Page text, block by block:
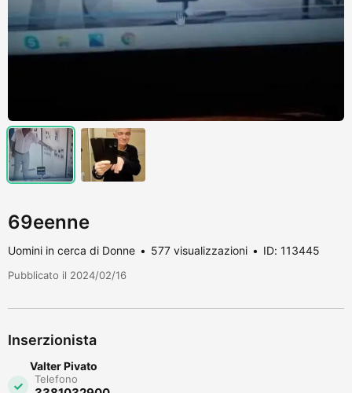
69eenne
Uomini in cerca di Donne 577 visualizzazioni ID: 113445
Pubblicato il 2024/02/16
Inserzionista
Valter Pivato
Telefono